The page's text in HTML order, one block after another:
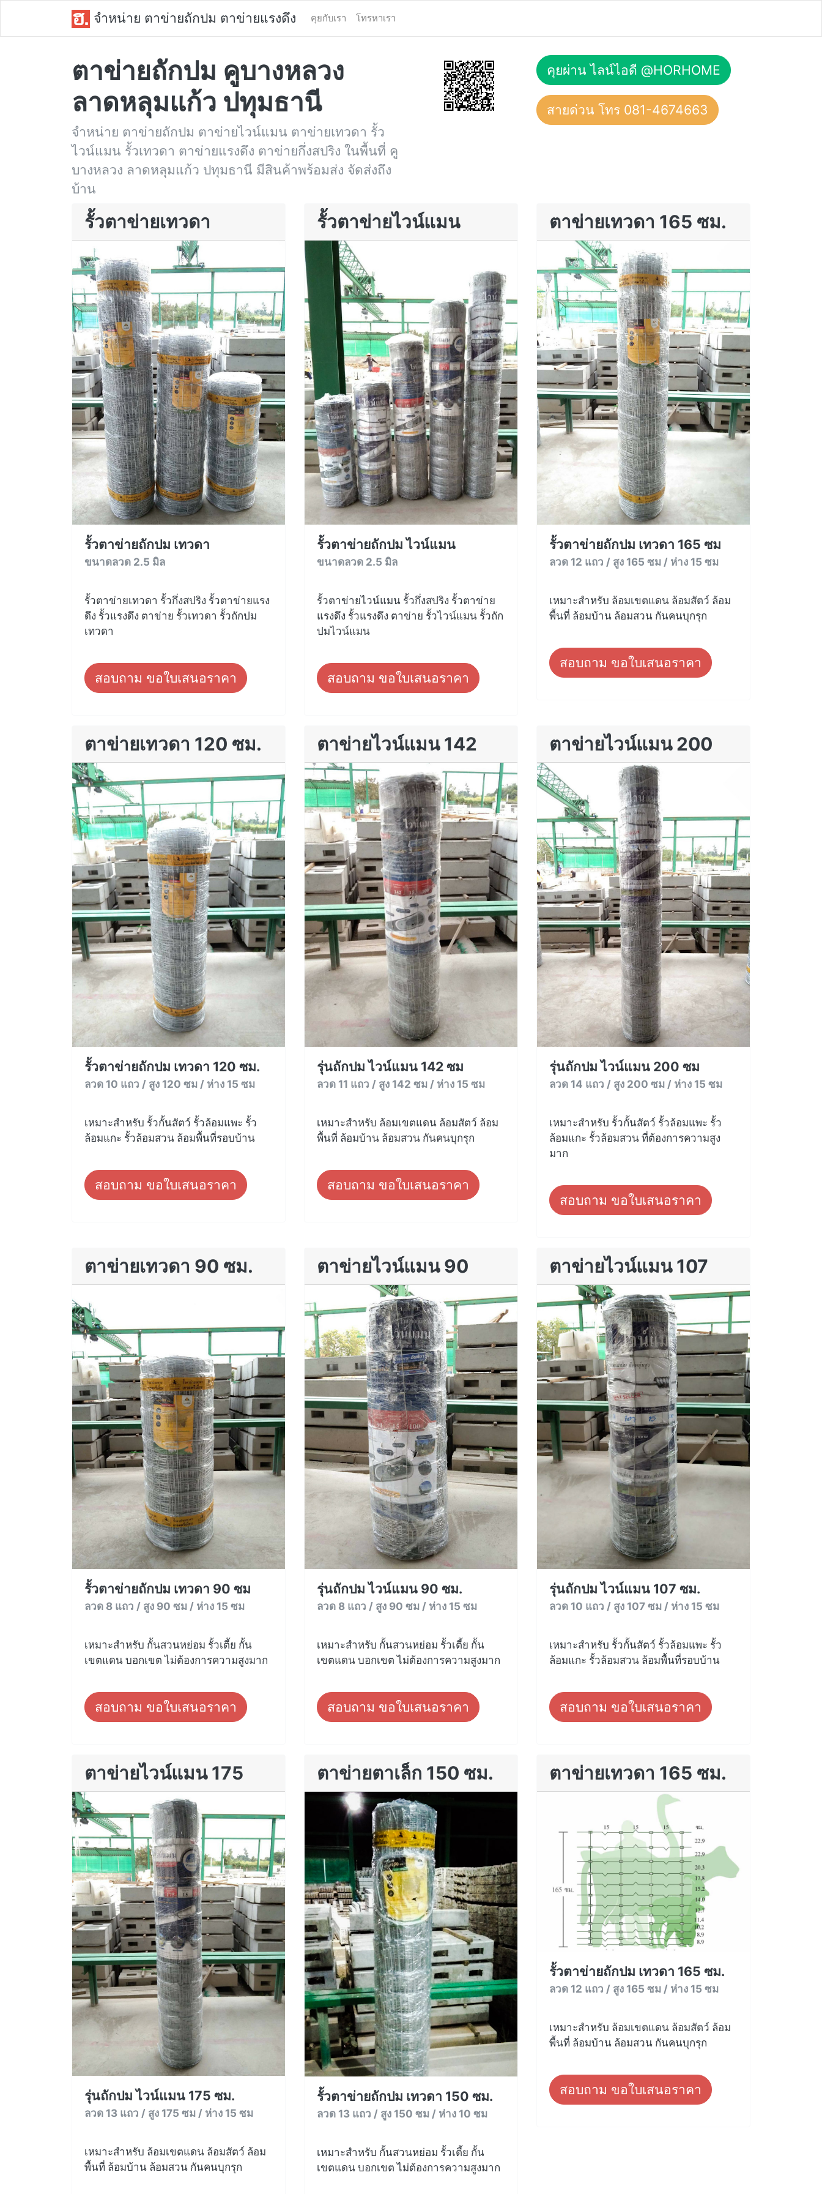
จำหน่าย ตาข่ายถักปม ตาข่ายแรงดึง คุยกับเรา โทรหาเรา
ตาข่ายถักปม คูบางหลวง
ลาดหลุมแก้ว ปทุมธานี
จำหน่าย ตาข่ายถักปม ตาข่ายไวน์แมน ตาข่ายเทวดา รั้ว
ไวน์แมน รั้วเทวดา ตาข่ายแรงดึง ตาข่ายกึ่งสปริง ในพื้นที่ คู
บางหลวง ลาดหลุมแก้ว ปทุมธานี มีสินค้าพร้อมส่ง จัดส่งถึง
บ้าน
คุยผ่าน ไลน์ไอดี @HORHOME
สายด่วน โทร 081-4674663
รั้วตาข่ายเทวดา
รั้วตาข่ายถักปม เทวดา
ขนาดลวด 2.5 มิล
รั้วตาข่ายเทวดา รั้วกึ่งสปริง รั้วตาข่ายแรง
ดึง รั้วแรงดึง ตาข่าย รั้วเทวดา รั้วถักปม
เทวดา
สอบถาม ขอใบเสนอราคา
รั้วตาข่ายไวน์แมน
รั้วตาข่ายถักปม ไวน์แมน
ขนาดลวด 2.5 มิล
รั้วตาข่ายไวน์แมน รั้วกึ่งสปริง รั้วตาข่าย
แรงดึง รั้วแรงดึง ตาข่าย รั้วไวน์แมน รั้วถัก
ปมไวน์แมน
สอบถาม ขอใบเสนอราคา
ตาข่ายเทวดา 165 ซม.
รั้วตาข่ายถักปม เทวดา 165 ซม
ลวด 12 แถว / สูง 165 ซม / ห่าง 15 ซม
เหมาะสำหรับ ล้อมเขตแดน ล้อมสัตว์ ล้อม
พื้นที่ ล้อมบ้าน ล้อมสวน กันคนบุกรุก
สอบถาม ขอใบเสนอราคา
ตาข่ายเทวดา 120 ซม.
รั้วตาข่ายถักปม เทวดา 120 ซม.
ลวด 10 แถว / สูง 120 ซม / ห่าง 15 ซม
เหมาะสำหรับ รั้วกั้นสัตว์ รั้วล้อมแพะ รั้ว
ล้อมแกะ รั้วล้อมสวน ล้อมพื้นที่รอบบ้าน
สอบถาม ขอใบเสนอราคา
ตาข่ายไวน์แมน 142
รุ่นถักปม ไวน์แมน 142 ซม
ลวด 11 แถว / สูง 142 ซม / ห่าง 15 ซม
เหมาะสำหรับ ล้อมเขตแดน ล้อมสัตว์ ล้อม
พื้นที่ ล้อมบ้าน ล้อมสวน กันคนบุกรุก
สอบถาม ขอใบเสนอราคา
ตาข่ายไวน์แมน 200
รุ่นถักปม ไวน์แมน 200 ซม
ลวด 14 แถว / สูง 200 ซม / ห่าง 15 ซม
เหมาะสำหรับ รั้วกั้นสัตว์ รั้วล้อมแพะ รั้ว
ล้อมแกะ รั้วล้อมสวน ที่ต้องการความสูง
มาก
สอบถาม ขอใบเสนอราคา
ตาข่ายเทวดา 90 ซม.
รั้วตาข่ายถักปม เทวดา 90 ซม
ลวด 8 แถว / สูง 90 ซม / ห่าง 15 ซม
เหมาะสำหรับ กั้นสวนหย่อม รั้วเตี้ย กั้น
เขตแดน บอกเขต ไม่ต้องการความสูงมาก
สอบถาม ขอใบเสนอราคา
ตาข่ายไวน์แมน 90
รุ่นถักปม ไวน์แมน 90 ซม.
ลวด 8 แถว / สูง 90 ซม / ห่าง 15 ซม
เหมาะสำหรับ กั้นสวนหย่อม รั้วเตี้ย กั้น
เขตแดน บอกเขต ไม่ต้องการความสูงมาก
สอบถาม ขอใบเสนอราคา
ตาข่ายไวน์แมน 107
รุ่นถักปม ไวน์แมน 107 ซม.
ลวด 10 แถว / สูง 107 ซม / ห่าง 15 ซม
เหมาะสำหรับ รั้วกั้นสัตว์ รั้วล้อมแพะ รั้ว
ล้อมแกะ รั้วล้อมสวน ล้อมพื้นที่รอบบ้าน
สอบถาม ขอใบเสนอราคา
ตาข่ายไวน์แมน 175
รุ่นถักปม ไวน์แมน 175 ซม.
ลวด 13 แถว / สูง 175 ซม / ห่าง 15 ซม
เหมาะสำหรับ ล้อมเขตแดน ล้อมสัตว์ ล้อม
พื้นที่ ล้อมบ้าน ล้อมสวน กันคนบุกรุก
ตาข่ายตาเล็ก 150 ซม.
รั้วตาข่ายถักปม เทวดา 150 ซม.
ลวด 13 แถว / สูง 150 ซม / ห่าง 10 ซม
เหมาะสำหรับ กั้นสวนหย่อม รั้วเตี้ย กั้น
เขตแดน บอกเขต ไม่ต้องการความสูงมาก
ตาข่ายเทวดา 165 ซม.
รั้วตาข่ายถักปม เทวดา 165 ซม.
ลวด 12 แถว / สูง 165 ซม / ห่าง 15 ซม
เหมาะสำหรับ ล้อมเขตแดน ล้อมสัตว์ ล้อม
พื้นที่ ล้อมบ้าน ล้อมสวน กันคนบุกรุก
สอบถาม ขอใบเสนอราคา